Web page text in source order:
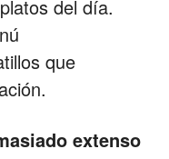
del día.
que
extenso